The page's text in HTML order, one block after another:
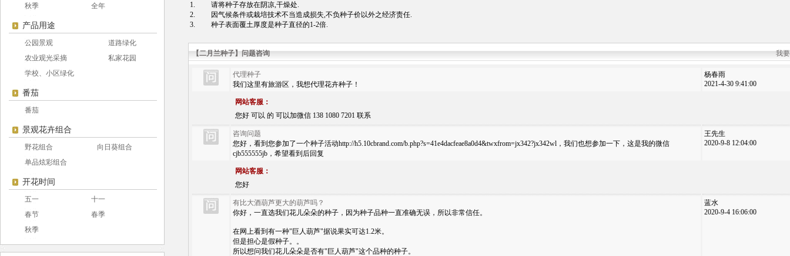
秋季
全年
产品用途
公园景观
道路绿化
农业观光采摘
私家花园
学校、小区绿化
番茄
番茄
景观花卉组合
野花组合
向日葵组合
单品炫彩组合
开花时间
五一
十一
春节
春季
秋季
1. 请将种子存放在阴凉,干燥处.
2. 因气候条件或栽培技术不当造成损失,不负种子价以外之经济责任.
3. 种子表面覆土厚度是种子直径的1-2倍.
【二月兰种子】问题咨询 我
代理种子
我们这里有旅游区，我想代理花卉种子！
杨春雨
2021-4-30 9:41:00
网站客服：
您好 可以 的 可以加微信 138 1080 7201 联系
咨询问题
您好，看到您参加了一个种子活动http://h5.10cbrand.com/b.php?s=41e4dacfeae8a0d4&twxfrom=jx342?jx342wl，我们也想参加一下，这是我的微信
cjb555555jb，希望看到后回复
王先生
2020-9-8 12:04:00
网站客服：
您好
有比大酒葫芦更大的葫芦吗？
你好，一直选我们花儿朵朵的种子，因为种子品种一直准确无误，所以非常信任。
在网上看到有一种"巨人葫芦"据说果实可达1.2米。
但是担心是假种子。。
所以想问我们花儿朵朵是否有"巨人葫芦"这个品种的种子。
蓝水
2020-9-4 16:06:00